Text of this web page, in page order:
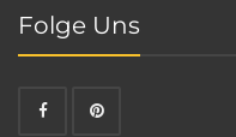
Folge Uns